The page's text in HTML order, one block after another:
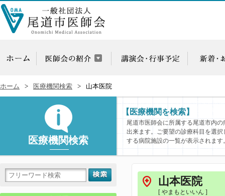
ホーム 医療機関検索 山本医院
医療機関検索
【医療機関を検索】
尾道市医師会に所属する尾道市内
出来ます。ご要望の診療科目を選
する病院施設の一覧が表示されます
山本医院
[ やまもといいん ]